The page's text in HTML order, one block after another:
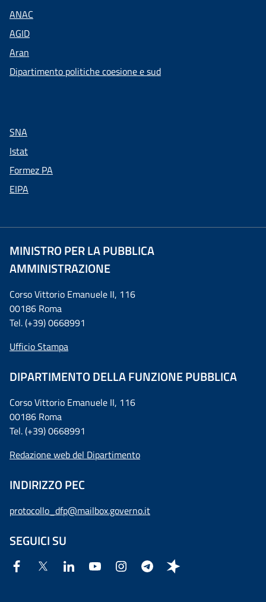
ANAC
AGID
Aran
Dipartimento politiche coesione e sud
SNA
Istat
Formez PA
EIPA
MINISTRO PER LA PUBBLICA
AMMINISTRAZIONE
Corso Vittorio Emanuele II, 116
00186 Roma
Tel. (+39) 0668991
Ufficio Stampa
DIPARTIMENTO DELLA FUNZIONE PUBBLICA
Corso Vittorio Emanuele II, 116
00186 Roma
Tel. (+39) 0668991
Redazione web del Dipartimento
INDIRIZZO PEC
protocollo_dfp@mailbox.governo.it
SEGUICI SU